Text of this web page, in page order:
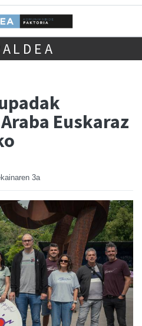
Euskaraz
3a